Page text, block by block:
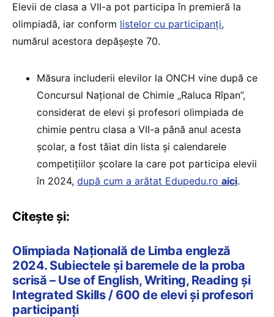
Elevii de clasa a VII-a pot participa în premieră la
olimpiadă, iar conform listelor cu participanți,
numărul acestora depășește 70.
Măsura includerii elevilor la ONCH vine după ce
Concursul Național de Chimie „Raluca Rîpan”,
considerat de elevi și profesori olimpiada de
chimie pentru clasa a VII-a până anul acesta
școlar, a fost tăiat din lista și calendarele
competițiilor școlare la care pot participa elevii
în 2024, după cum a arătat Edupedu.ro aici.
Citește și:
Olimpiada Națională de Limba engleză
2024. Subiectele și baremele de la proba
scrisă – Use of English, Writing, Reading și
Integrated Skills / 600 de elevi și profesori
participanți